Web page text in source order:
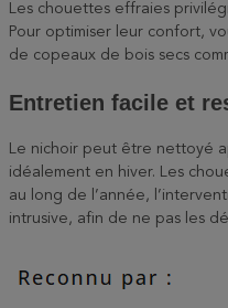
Les chouettes effraies
Pour optimiser leur confort,
de copeaux de bois secs
Entretien facile et
Le nichoir peut être nettoyé
idéalement en hiver. Les
au long de l’année,
intrusive, afin de ne pas les